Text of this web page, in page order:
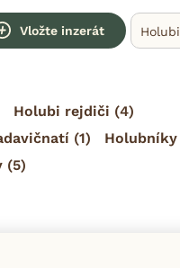
Vložte inzerát Holubi
Holubi rejdiči (4)
(1) Holubníky
(5)